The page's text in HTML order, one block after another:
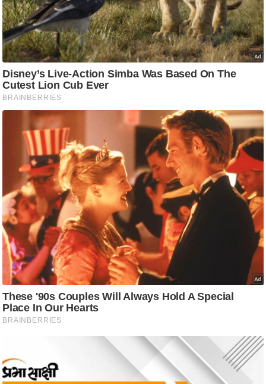
र
स
मी
क्षा
ध
र्म
भु
म
हि
मा
/
ध
र्म
स्थ
ल
व्र
हा
र